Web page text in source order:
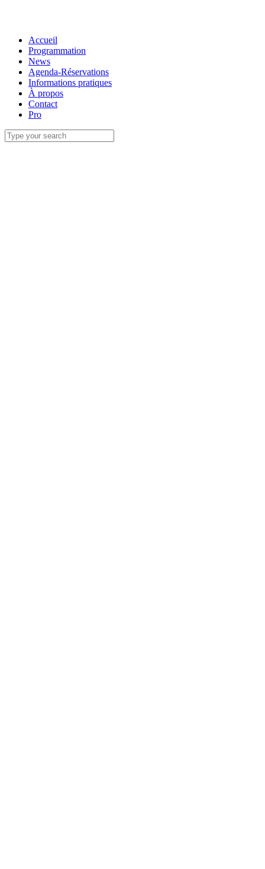
Accueil
Programmation
News
Agenda-Réservations
Informations pratiques
À propos
Contact
Pro